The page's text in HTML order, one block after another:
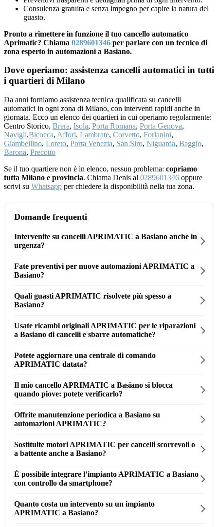
Consulenza gratuita e senza impegno per capire la natura del
guasto.
Pronto a rimettere in funzione il tuo cancello automatico
Aprimatic? Chiama 0289601346 per parlare con un tecnico di
zona esperto in automazioni a Basiano.
Dove operiamo: assistenza cancelli automatici in tutti
i quartieri di Milano
Da anni forniamo assistenza tecnica qualificata su cancelli
automatici in ogni zona di Milano, con interventi rapidi anche in
giornata. Ecco un elenco dei quartieri in cui operiamo regolarmente:
Centro Storico, Brera, Isola, Porta Romana, Porta Genova,
Navigli,Bicocca, Affori, Lambrate, Corvetto, Forlanini,
Giambellino, Loreto, Porta Venezia, San Siro, Niguarda, Baggio,
Barona, Precotto
Se il tuo quartiere non è in elenco, nessun problema: copriamo
tutta Milano e provincia. Chiama Denis al 0289601346 oppure
scrivi su Whatsapp per chiedere la disponibilità nella tua zona.
Domande frequenti
Intervenite su cancelli APRIMATIC a Basiano anche in
urgenza?
Fate preventivi per nuove automazioni APRIMATIC a
Basiano?
Quali guasti APRIMATIC risolvete più spesso a
Basiano?
Usate ricambi originali APRIMATIC per le riparazioni
a Basiano di cancelli e sbarre automatiche?
Potete aggiornare una centrale di comando
APRIMATIC datata?
Il mio cancello APRIMATIC a Basiano si blocca
quando piove: potete verificarlo?
Offrite manutenzione periodica a Basiano su
automazioni APRIMATIC?
Sostituite motori APRIMATIC per cancelli scorrevoli o
a battente anche a Basiano?
È possibile integrare l’impianto APRIMATIC a Basiano
con controllo da smartphone?
Quanto costa un intervento su un impianto
APRIMATIC a Basiano?